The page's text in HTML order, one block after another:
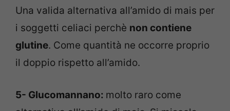
Una valida alternativa all’amido di mais per
i soggetti celiaci perchè non contiene
glutine. Come quantità ne occorre proprio
il doppio rispetto all’amido.
5- Glucomannano: molto raro come